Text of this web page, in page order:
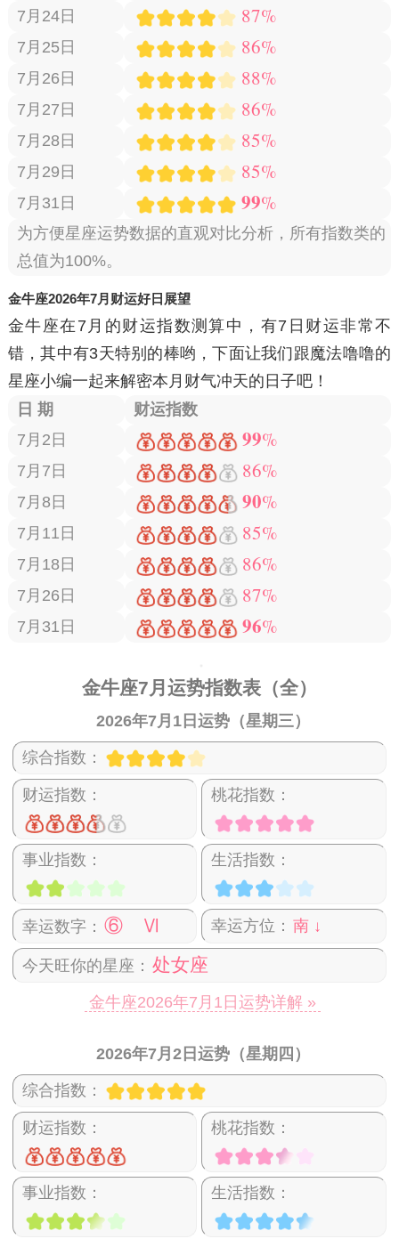
7月24日 87%
7月25日 86%
7月26日 88%
7月27日 86%
7月28日 85%
7月29日 85%
7月31日 99%
为方便星座运势数据的直观对比分析，所有指数类的
总值为100%。
金牛座2026年7月财运好日展望
金牛座在7月的财运指数测算中，有7日 财运非常不
错，其中有3天特别的棒哟，下面让我们跟魔法噜噜的
星座小编一起来解密本月财气冲天的日子吧！
日 期
财运指数
7月2日
99%
7月7日 86%
7月8日 90%
7月11日 85%
7月18日 86%
7月26日 87%
7月31日 96%
金牛座7月运势指数表（全）
2026年7月1日运势（星期三）
综合指数：
财运指数： 桃花指数：
事业指数： 生活指数：
幸运数字： ⑥ Ⅵ 幸运方位： 南 ↓
今天旺你的星座： 处女座
金牛座2026年7月1日运势详解 »
2026年7月2日运势（星期四）
综合指数：
财运指数： 桃花指数：
事业指数： 生活指数：